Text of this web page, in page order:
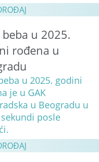
beba u 2025.
rođena u
u 2025. godini
je u GAK
u Beogradu u
posle